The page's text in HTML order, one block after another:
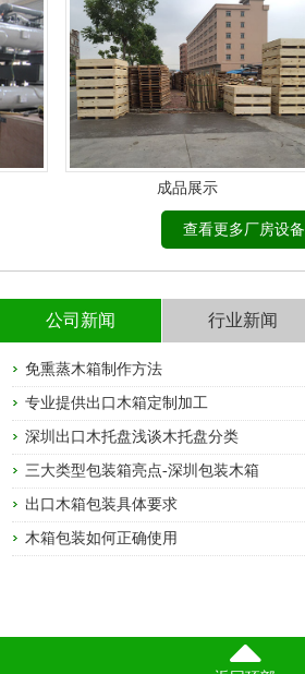
成品展示
查看更多厂房设备
公司新闻 行业新闻
免熏蒸木箱制作方法
专业提供出口木箱定制加工
深圳出口木托盘浅谈木托盘分类
三大类型包装箱亮点-深圳包装木箱
出口木箱包装具体要求
木箱包装如何正确使用